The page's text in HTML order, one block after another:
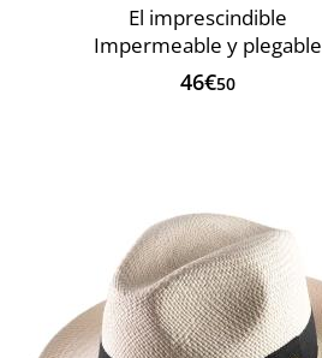
El imprescindible
Impermeable y plegable
46€50